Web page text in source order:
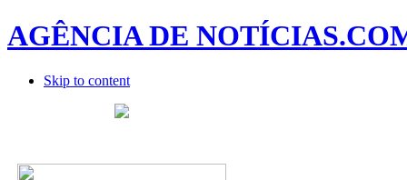
AGÊNCIA DE
Skip to content